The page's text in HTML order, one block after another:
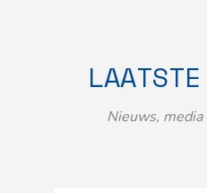
Nieuws,